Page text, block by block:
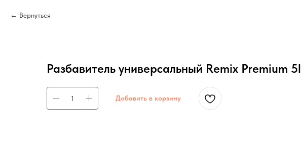
Вернуться
Разбавитель универсальный Remix Premium 5l
Добавить в корзину